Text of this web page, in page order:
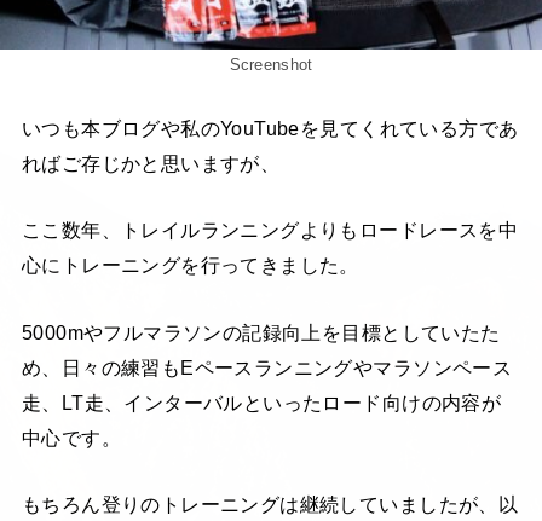
Screenshot
いつも本ブログや私のYouTubeを見てくれている方であ
ればご存じかと思いますが、
ここ数年、トレイルランニングよりもロードレースを中
心にトレーニングを行ってきました。
5000mやフルマラソンの記録向上を目標としていたた
め、日々の練習もEペースランニングやマラソンペース
走、LT走、インターバルといったロード向けの内容が
中心です。
もちろん登りのトレーニングは継続していましたが、以